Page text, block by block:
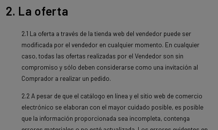
2. La oferta
2.1 La oferta a través de la tienda web del vendedor puede ser
modificada por el vendedor en cualquier momento. En cualquier
caso, todas las ofertas realizadas por el Vendedor son sin
compromiso y sólo deben considerarse como una invitación al
Comprador a realizar un pedido.
2.2 A pesar de que el catálogo en línea y el sitio web de comercio
electrónico se elaboran con el mayor cuidado posible, es posible
que la información proporcionada sea incompleta, contenga